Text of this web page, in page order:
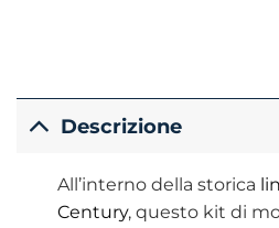
Descrizione
All’interno della storica
Century, questo kit di